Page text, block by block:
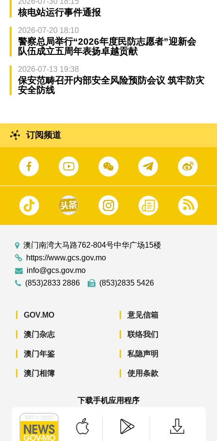
核电站运行事件通报
2026-07-20 18:10
警察总局举行“2026年度民防志愿者”迎新会
队伍成立五周年表扬卓越贡献
2026-07-13 19:38
保安范畴召开内部安全风险预防会议 筑牢防灾
安全防线
订阅频道
澳门南湾大马路762-804号中华广场15楼
https://www.gcs.gov.mo
info@gcs.gov.mo
(853)2833 2886
(853)2835 5426
GOV.MO
澳门杂志
澳门年鉴
澳门相簿
意见信箱
联络我们
私隐声明
使用条款
下载手机应用程序